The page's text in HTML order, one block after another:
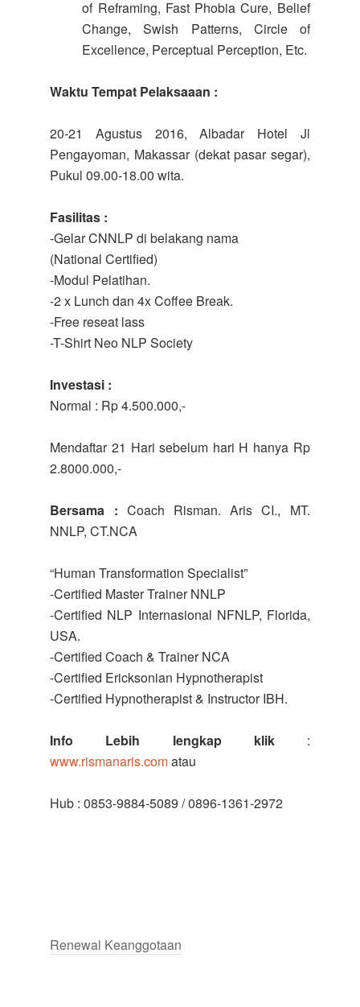
of Reframing, Fast Phobia Cure, Belief
Change, Swish Patterns, Circle of
Excellence, Perceptual Perception, Etc.
Waktu Tempat Pelaksaaan :
20-21 Agustus 2016, Albadar Hotel Jl
Pengayoman, Makassar (dekat pasar segar),
Pukul 09.00-18.00 wita.
Fasilitas :
-Gelar CNNLP di belakang nama
(National Certified)
-Modul Pelatihan.
-2 x Lunch dan 4x Coffee Break.
-Free reseat lass
-T-Shirt Neo NLP Society
Investasi :
Normal : Rp 4.500.000,-
Mendaftar 21 Hari sebelum hari H hanya Rp
2.8000.000,-
Bersama : Coach Risman. Aris CI., MT.
NNLP, CT.NCA
“Human Transformation Specialist”
-Certified Master Trainer NNLP
-Certified NLP Internasional NFNLP, Florida,
USA.
-Certified Coach & Trainer NCA
-Certified Ericksonian Hypnotherapist
-Certified Hypnotherapist & Instructor IBH.
Info Lebih lengkap klik:
www.rismanaris.comatau
Hub : 0853-9884-5089 / 0896-1361-2972
Renewal Keanggotaan